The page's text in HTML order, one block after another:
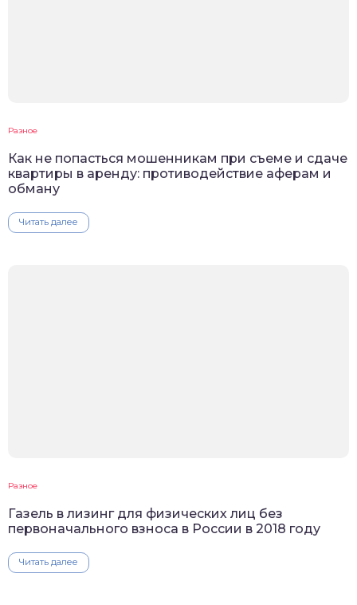
Разное
Как не попасться мошенникам при съеме и сдаче
квартиры в аренду: противодействие аферам и
обману
Читать далее
Разное
Газель в лизинг для физических лиц без
первоначального взноса в России в 2018 году
Читать далее